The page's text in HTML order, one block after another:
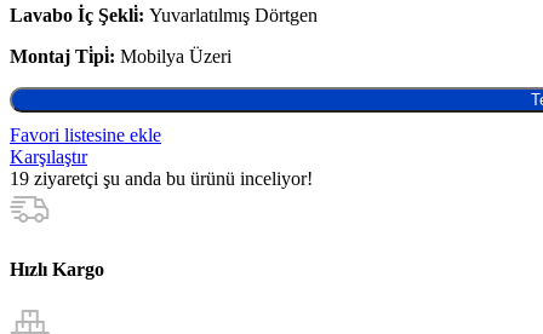
Lavabo İç Şekli̇: Yuvarlatılmış Dörtgen
Montaj Ti̇pi̇: Mobilya Üzeri
Favori listesine ekle
Karşılaştır
19 ziyaretçi şu anda bu ürünü inceliyor!
Hızlı Kargo